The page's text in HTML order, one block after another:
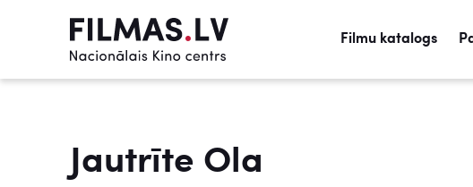
Filmu katalogs
Jautrīte Ola